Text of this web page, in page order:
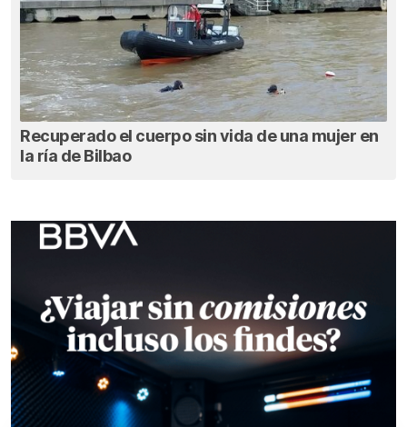
Recuperado el cuerpo sin vida de una mujer en
la ría de Bilbao